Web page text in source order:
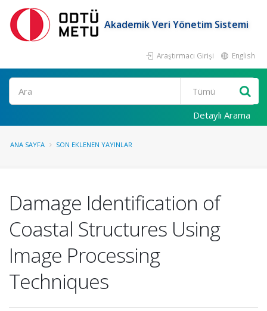
Akademik Veri Yönetim Sistemi
Araştırmacı Girişi English
Ara
Detaylı Arama
ANA SAYFA SON EKLENEN YAYINLAR
Damage Identification of
Coastal Structures Using
Image Processing
Techniques